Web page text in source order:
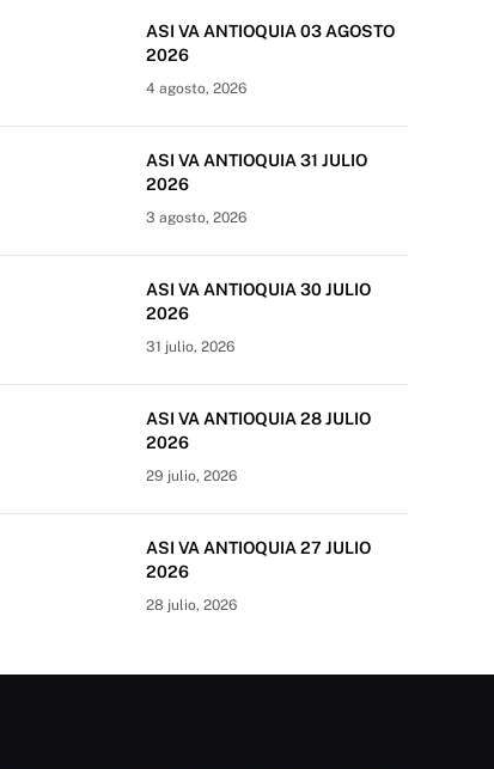
ASI VA ANTIOQUIA 03 AGOSTO
2026
4 agosto, 2026
ASI VA ANTIOQUIA 31 JULIO
2026
3 agosto, 2026
ASI VA ANTIOQUIA 30 JULIO
2026
31 julio, 2026
ASI VA ANTIOQUIA 28 JULIO
2026
29 julio, 2026
ASI VA ANTIOQUIA 27 JULIO
2026
28 julio, 2026